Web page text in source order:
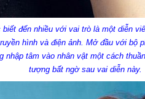
đến nhiều với vai trò là một diễn
hình và điện ảnh. Mở đầu với bộ
nhập tâm vào nhân vật một cách
tượng bất ngờ sau vai diễn này.